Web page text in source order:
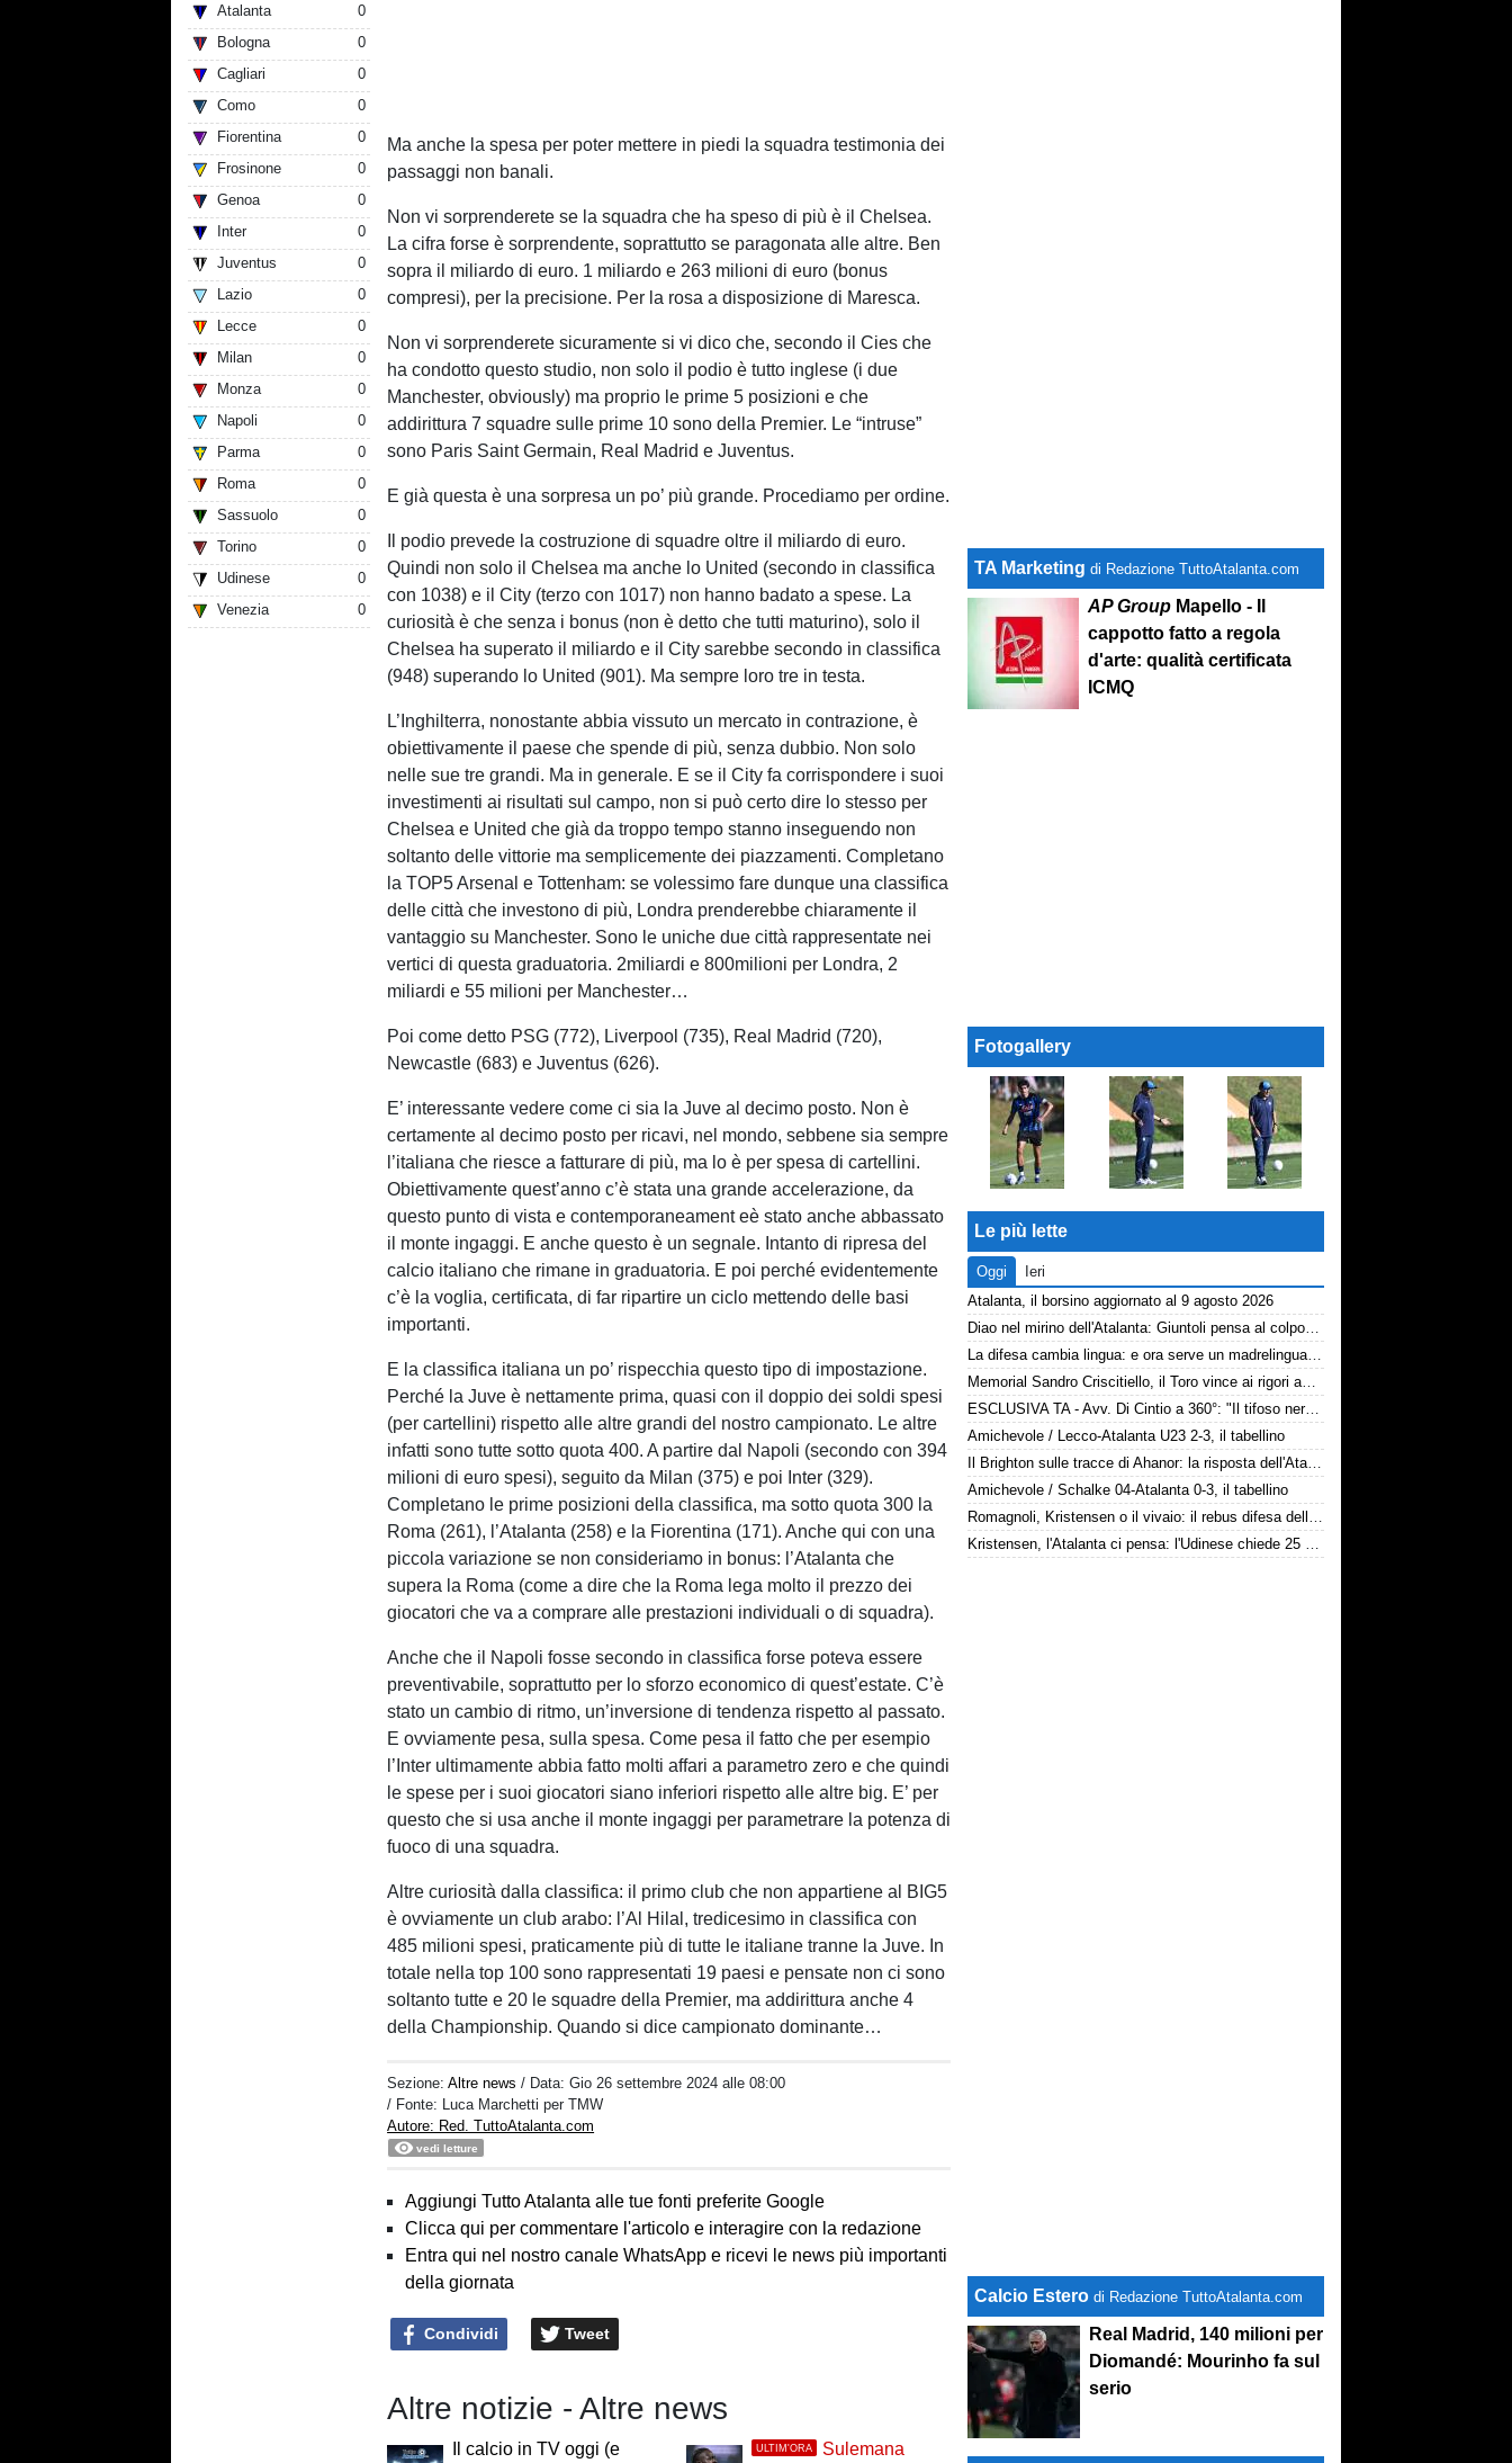
Atalanta
0
Bologna
0
Cagliari
0
Como
0
Fiorentina
0
Frosinone
0
Genoa
0
Inter
0
Juventus
0
Lazio
0
Lecce
0
Milan
0
Monza
0
Napoli
0
Parma
0
Roma
0
Sassuolo
0
Torino
0
Udinese
0
Venezia
0
Ma anche la spesa per poter mettere in piedi la squadra testimonia dei
passaggi non banali.
Non vi sorprenderete se la squadra che ha speso di più è il Chelsea.
La cifra forse è sorprendente, soprattutto se paragonata alle altre. Ben
sopra il miliardo di euro. 1 miliardo e 263 milioni di euro (bonus
compresi), per la precisione. Per la rosa a disposizione di Maresca.
Non vi sorprenderete sicuramente si vi dico che, secondo il Cies che
ha condotto questo studio, non solo il podio è tutto inglese (i due
Manchester, obviously) ma proprio le prime 5 posizioni e che
addirittura 7 squadre sulle prime 10 sono della Premier. Le “intruse”
sono Paris Saint Germain, Real Madrid e Juventus.
E già questa è una sorpresa un po’ più grande. Procediamo per ordine.
Il podio prevede la costruzione di squadre oltre il miliardo di euro.
Quindi non solo il Chelsea ma anche lo United (secondo in classifica
con 1038) e il City (terzo con 1017) non hanno badato a spese. La
curiosità è che senza i bonus (non è detto che tutti maturino), solo il
Chelsea ha superato il miliardo e il City sarebbe secondo in classifica
(948) superando lo United (901). Ma sempre loro tre in testa.
L’Inghilterra, nonostante abbia vissuto un mercato in contrazione, è
obiettivamente il paese che spende di più, senza dubbio. Non solo
nelle sue tre grandi. Ma in generale. E se il City fa corrispondere i suoi
investimenti ai risultati sul campo, non si può certo dire lo stesso per
Chelsea e United che già da troppo tempo stanno inseguendo non
soltanto delle vittorie ma semplicemente dei piazzamenti. Completano
la TOP5 Arsenal e Tottenham: se volessimo fare dunque una classifica
delle città che investono di più, Londra prenderebbe chiaramente il
vantaggio su Manchester. Sono le uniche due città rappresentate nei
vertici di questa graduatoria. 2miliardi e 800milioni per Londra, 2
miliardi e 55 milioni per Manchester…
Poi come detto PSG (772), Liverpool (735), Real Madrid (720),
Newcastle (683) e Juventus (626).
E’ interessante vedere come ci sia la Juve al decimo posto. Non è
certamente al decimo posto per ricavi, nel mondo, sebbene sia sempre
l’italiana che riesce a fatturare di più, ma lo è per spesa di cartellini.
Obiettivamente quest’anno c’è stata una grande accelerazione, da
questo punto di vista e contemporaneament eè stato anche abbassato
il monte ingaggi. E anche questo è un segnale. Intanto di ripresa del
calcio italiano che rimane in graduatoria. E poi perché evidentemente
c’è la voglia, certificata, di far ripartire un ciclo mettendo delle basi
importanti.
E la classifica italiana un po’ rispecchia questo tipo di impostazione.
Perché la Juve è nettamente prima, quasi con il doppio dei soldi spesi
(per cartellini) rispetto alle altre grandi del nostro campionato. Le altre
infatti sono tutte sotto quota 400. A partire dal Napoli (secondo con 394
milioni di euro spesi), seguito da Milan (375) e poi Inter (329).
Completano le prime posizioni della classifica, ma sotto quota 300 la
Roma (261), l’Atalanta (258) e la Fiorentina (171). Anche qui con una
piccola variazione se non consideriamo in bonus: l’Atalanta che
supera la Roma (come a dire che la Roma lega molto il prezzo dei
giocatori che va a comprare alle prestazioni individuali o di squadra).
Anche che il Napoli fosse secondo in classifica forse poteva essere
preventivabile, soprattutto per lo sforzo economico di quest’estate. C’è
stato un cambio di ritmo, un’inversione di tendenza rispetto al passato.
E ovviamente pesa, sulla spesa. Come pesa il fatto che per esempio
l’Inter ultimamente abbia fatto molti affari a parametro zero e che quindi
le spese per i suoi giocatori siano inferiori rispetto alle altre big. E’ per
questo che si usa anche il monte ingaggi per parametrare la potenza di
fuoco di una squadra.
Altre curiosità dalla classifica: il primo club che non appartiene al BIG5
è ovviamente un club arabo: l’Al Hilal, tredicesimo in classifica con
485 milioni spesi, praticamente più di tutte le italiane tranne la Juve. In
totale nella top 100 sono rappresentati 19 paesi e pensate non ci sono
soltanto tutte e 20 le squadre della Premier, ma addirittura anche 4
della Championship. Quando si dice campionato dominante…
Sezione:Altre news / Data:Gio 26 settembre 2024 alle 08:00
/ Fonte: Luca Marchetti per TMW
Autore: Red. TuttoAtalanta.com
vedi letture
Aggiungi Tutto Atalanta alle tue fonti preferite Google
Clicca qui per commentare l'articolo e interagire con la redazione
Entra qui nel nostro canale WhatsApp e ricevi le news più importanti
della giornata
Condividi Tweet
Altre notizie - Altre news
Il calcio in TV oggi (e ULTIM'ORA Sulemana
TA Marketing di Redazione TuttoAtalanta.com
AP Group Mapello - Il
cappotto fatto a regola
d'arte: qualità certificata
ICMQ
Fotogallery
Le più lette
Oggi
Ieri
Atalanta, il borsino aggiornato al 9 agosto 2026
Diao nel mirino dell'Atalanta: Giuntoli pensa al colpo dal Como
La difesa cambia lingua: e ora serve un madrelingua della zona
Memorial Sandro Criscitiello, il Toro vince ai rigori ad Avellino
ESCLUSIVA TA - Avv. Di Cintio a 360°: "Il tifoso nerazzurro non può sentirsi trattato come un bancomat! Diamo tempo a Sarri, su Samardžić..."
Amichevole / Lecco-Atalanta U23 2-3, il tabellino
Il Brighton sulle tracce di Ahanor: la risposta dell'Atalanta
Amichevole / Schalke 04-Atalanta 0-3, il tabellino
Romagnoli, Kristensen o il vivaio: il rebus difesa dell'Atalanta
Kristensen, l'Atalanta ci pensa: l'Udinese chiede 25 milioni
Calcio Estero di Redazione TuttoAtalanta.com
Real Madrid, 140 milioni per
Diomandé: Mourinho fa sul
serio